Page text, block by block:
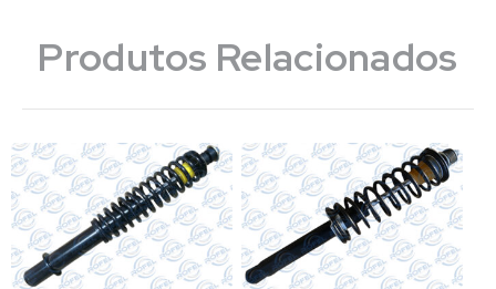
Produtos Relacionados